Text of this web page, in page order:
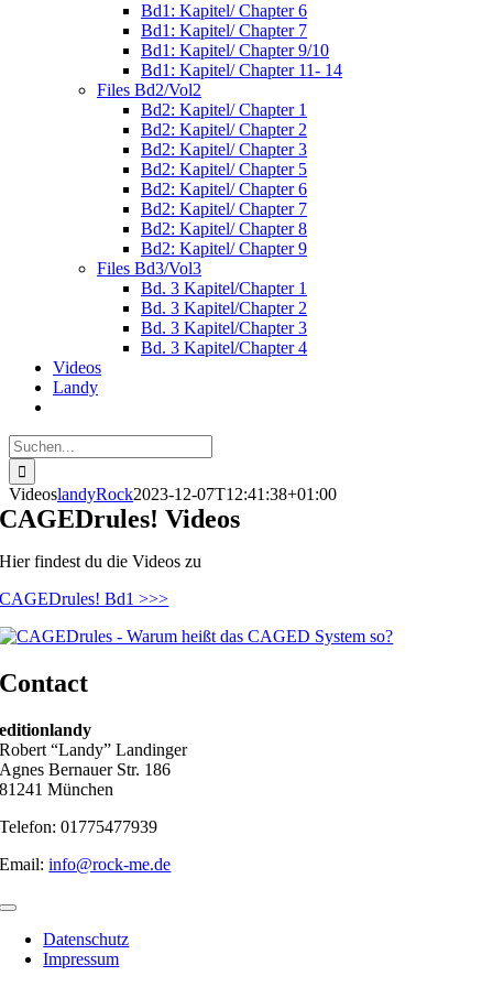
Bd1: Kapitel/ Chapter 6
Bd1: Kapitel/ Chapter 7
Bd1: Kapitel/ Chapter 9/10
Bd1: Kapitel/ Chapter 11- 14
Files Bd2/Vol2
Bd2: Kapitel/ Chapter 1
Bd2: Kapitel/ Chapter 2
Bd2: Kapitel/ Chapter 3
Bd2: Kapitel/ Chapter 5
Bd2: Kapitel/ Chapter 6
Bd2: Kapitel/ Chapter 7
Bd2: Kapitel/ Chapter 8
Bd2: Kapitel/ Chapter 9
Files Bd3/Vol3
Bd. 3 Kapitel/Chapter 1
Bd. 3 Kapitel/Chapter 2
Bd. 3 Kapitel/Chapter 3
Bd. 3 Kapitel/Chapter 4
Videos
Landy
Suche
nach:
VideoslandyRock2023-12-07T12:41:38+01:00
CAGEDrules! Videos
Hier findest du die Videos zu
CAGEDrules! Bd1 >>>
Contact
editionlandy
Robert “Landy” Landinger
Agnes Bernauer Str. 186
81241 München
Telefon: 01775477939
Email:info@rock-me.de
Toggle
NavigationDatenschutz
Impressum